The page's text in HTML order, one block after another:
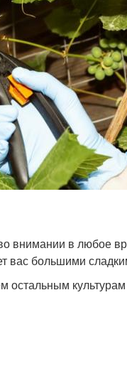
внимании в любое
вас большими
остальным